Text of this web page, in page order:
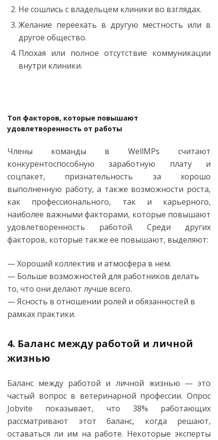
Не сошлись с владельцем клиники во взглядах.
Желание переехать в другую местность или в
другое общество.
Плохая или полное отсутствие коммуникации
внутри клиники.
Топ факторов, которые повышают
удовлетворенность от работы
Члены команды в WellMPs считают
конкурентоспособную заработную плату и
соцпакет, признательность за хорошо
выполненную работу, а также возможности роста,
как профессионального, так и карьерного,
наиболее важными факторами, которые повышают
удовлетворенность работой. Среди других
факторов, которые также ее повышают, выделяют:
— Хороший коллектив и атмосфера в нем.
— Больше возможностей для работников делать
то, что они делают лучше всего.
— Ясность в отношении ролей и обязанностей в
рамках практики.
4. Баланс между работой и личной
жизнью
Баланс между работой и личной жизнью — это
частый вопрос в ветеринарной профессии. Опрос
Jobvite показывает, что 38% работающих
рассматривают этот баланс, когда решают,
оставаться ли им на работе. Некоторые эксперты